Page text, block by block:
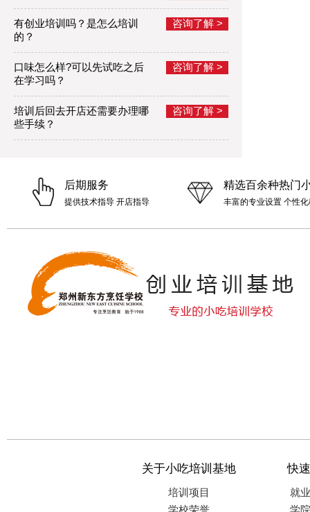
有创业培训吗？是怎么培训
的？
咨询了解 >
口味怎么样?可以先试吃之后
在学习吗？
咨询了解 >
培训后回去开店还需要办理哪
些手续？
咨询了解 >
后期服务
提供技术指导 开店指导
精选百余种热门
丰富的专业设置 个性
关于小吃培训基地
培训项目
快
就